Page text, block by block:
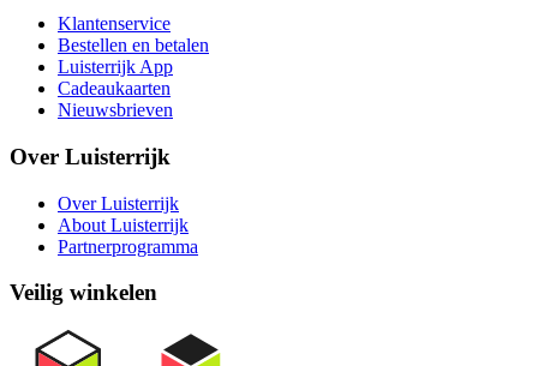
Klantenservice
Bestellen en betalen
Luisterrijk App
Cadeaukaarten
Nieuwsbrieven
Over Luisterrijk
Over Luisterrijk
About Luisterrijk
Partnerprogramma
Veilig winkelen